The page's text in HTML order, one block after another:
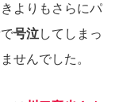
よりもさらにパ
号泣してしまっ
せんでした。